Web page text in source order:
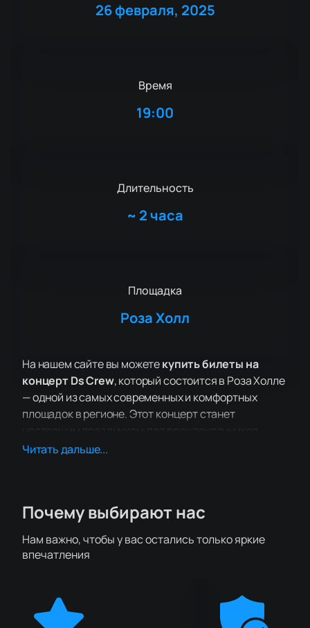
26 февраля, 2025
Время
19:00
Длительность
~ 2 часа
Площадка
Роза Холл
На нашем сайте вы можетекупить билеты на
концерт Ds Crew, который состоится в Роза Холле
— одной из самых современных и комфортных
площадок в регионе. Этот концерт станет
танцевального искусства. Коллектив из Перми,
впечатляющей.
хореография, стильные номера и оригинальные
световые решения, которые создадут уникальную
свою мастерскую синхронность и творческий
подход, которые покорили сердца миллионов
Читать дальше...
Почему выбирают нас
Нам важно, чтобы у вас остались только яркие
впечатления